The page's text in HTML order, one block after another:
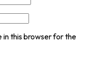
in this browser for the